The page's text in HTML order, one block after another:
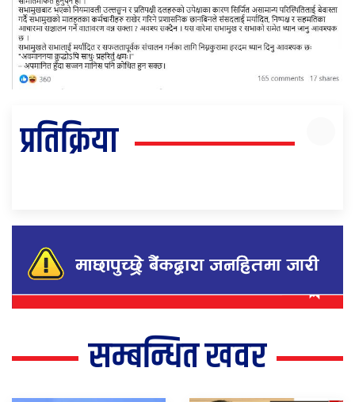
प्रतिक्रिया
सम्बन्धित खवर